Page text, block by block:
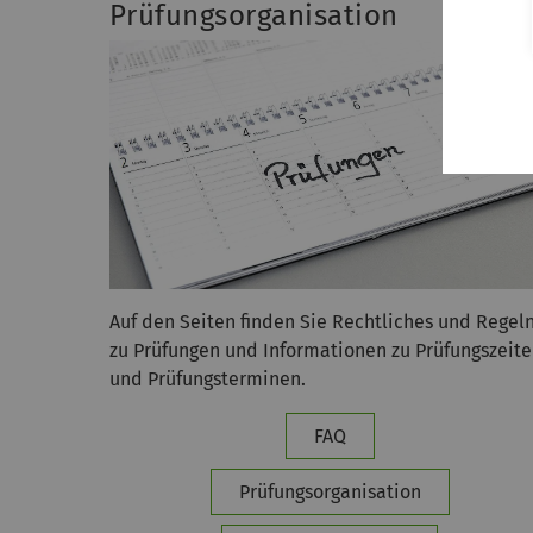
Prüfungsorganisation
Auf den Seiten finden Sie Rechtliches und Regeln
zu Prüfungen und Informationen zu
und Prüfungsterminen.
FAQ
Prüfungsorganisation